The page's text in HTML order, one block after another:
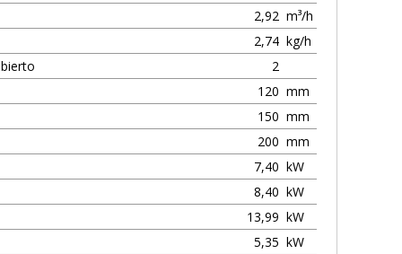
2,92 m³/h
2,74 kg/h
2
120 mm
150 mm
200 mm
7,40 kW
8,40 kW
13,99 kW
5,35 kW